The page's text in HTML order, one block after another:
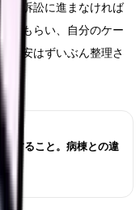
や訴訟に進まなければ
てもらい、自分のケー
不安はずいぶん整理さ
すること。病棟との違